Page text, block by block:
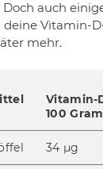
auch
deine Vitamin-
mehr.
Vitamin-
100
34 µg